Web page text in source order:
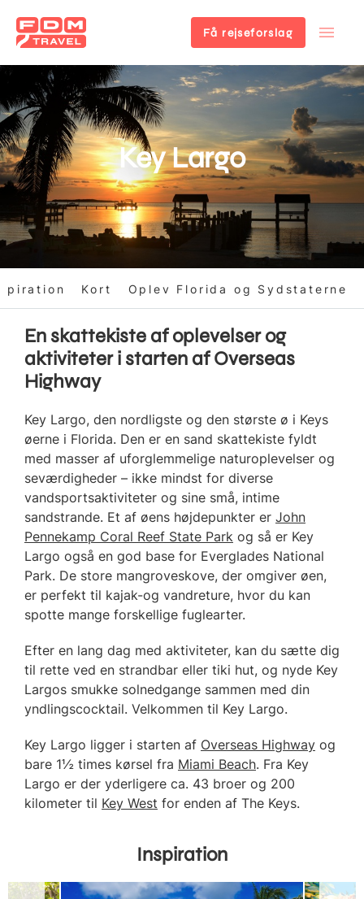
Gå
hovedindhold
Få rejseforslag
Key Largo
Kort Oplev Florida og Sydstaterne
En skattekiste af oplevelser og
aktiviteter i starten af Overseas
Highway
Key Largo, den nordligste og den største ø i Keys
øerne i Florida. Den er en sand skattekiste fyldt
med masser af uforglemmelige naturoplevelser og
seværdigheder – ikke mindst for diverse
vandsportsaktiviteter og sine små, intime
sandstrande. Et af øens højdepunkter er John
Pennekamp Coral Reef State Park og så er Key
Largo også en god base for Everglades National
Park. De store mangroveskove, der omgiver øen,
er perfekt til kajak-og vandreture, hvor du kan
spotte mange forskellige fuglearter.
Efter en lang dag med aktiviteter, kan du sætte dig
til rette ved en strandbar eller tiki hut, og nyde Key
Largos smukke solnedgange sammen med din
yndlingscocktail. Velkommen til Key Largo.
Key Largo ligger i starten af Overseas Highway og
bare 1½ times kørsel fra Miami Beach. Fra Key
Largo er der yderligere ca. 43 broer og 200
kilometer til Key West for enden af The Keys.
Inspiration